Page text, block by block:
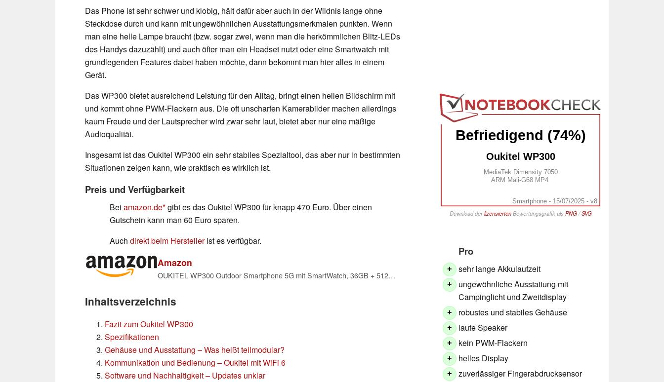
Das Phone ist sehr schwer und klobig, hält dafür aber auch in der Wildnis lange ohne
Steckdose durch und kann mit ungewöhnlichen Ausstattungsmerkmalen punkten. Wenn
man eine helle Lampe braucht (bzw. sogar zwei, wenn man die herkömmlichen Blitz-LEDs
des Handys dazuzählt) und auch öfter man ein Headset nutzt oder eine Smartwatch mit
grundlegenden Features dabei haben möchte, dann bekommt man hier alles in einem
Gerät.
Befriedigend (74%)
Oukitel WP300
MediaTek Dimensity 7050
ARM Mali-G68 MP4
Smartphone - 15/07/2025 - v8
Download derlizensiertenBewertungsgrafik als PNG/SVG
Das WP300 bietet ausreichend Leistung für den Alltag, bringt einen hellen Bildschirm mit
und kommt ohne PWM-Flackern aus. Die oft unscharfen Kamerabilder machen allerdings
kaum Freude und der Lautsprecher wird zwar sehr laut, bietet aber nur eine mäßige
Audioqualität.
Insgesamt ist das Oukitel WP300 ein sehr stabiles Spezialtool, das aber nur in bestimmten
Situationen zeigen kann, wie praktisch es wirklich ist.
Pro
+ sehr lange Akkulaufzeit
+
ungewöhnliche Ausstattung mit
Campinglicht und Zweitdisplay
+ robustes und stabiles Gehäuse
+ laute Speaker
+ kein PWM-Flackern
+ helles Display
+ zuverlässiger Fingerabdrucksensor
Preis und Verfügbarkeit
Bei amazon.de gibt es das Oukitel WP300 für knapp 470 Euro. Über einen
Gutschein kann man 60 Euro sparen.
Auch direkt beim Herstellerist es verfügbar.
Amazon
OUKITEL WP300 Outdoor Smartphone 5G mit SmartWatch, 36GB + 512GB Outdoor Handy Ohne Vertrag Android 15, 16000mAh/45W Baustellenhandy, 6.8" FHD+ & 120Hz,108MP, MTK D7050, Dual SIM/IP68/AI/NFC
Inhaltsverzeichnis
Fazit zum Oukitel WP300
Spezifikationen
Gehäuse und Ausstattung – Was heißt teilmodular?
Kommunikation und Bedienung – Oukitel mit WiFi 6
Software und Nachhaltigkeit – Updates unklar